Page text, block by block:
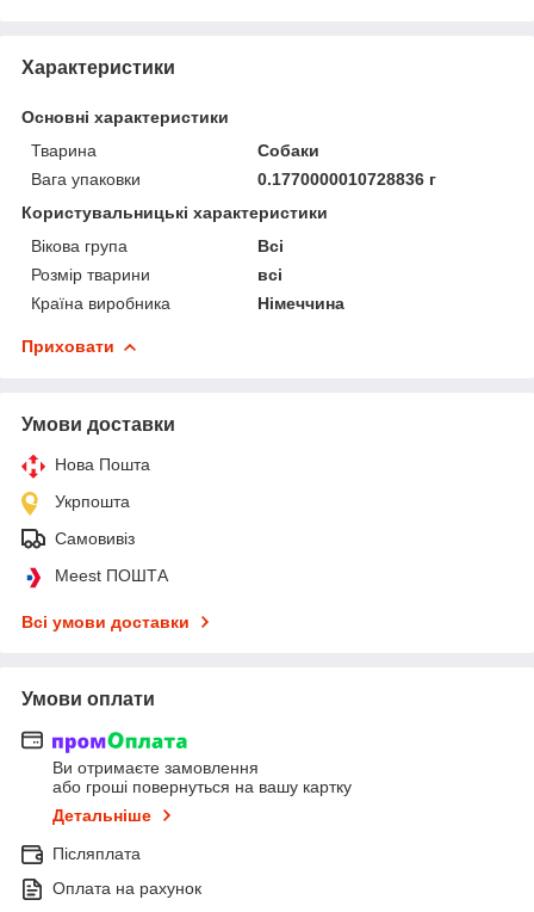
Характеристики
Основні характеристики
Тварина
Собаки
Вага упаковки
0.1770000010728836 г
Користувальницькі характеристики
Вікова група
Всі
Розмір тварини
всі
Країна виробника
Німеччина
Приховати
Умови доставки
Нова Пошта
Укрпошта
Самовивіз
Meest ПОШТА
Всі умови доставки
Умови оплати
Ви отримаєте замовлення
або гроші повернуться на вашу картку
Детальніше
Післяплата
Оплата на рахунок